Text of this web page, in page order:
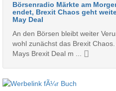
Börsenradio Märkte am
endet, Brexit Chaos geht
May Deal
An den Börsen bleibt weiter
wohl zunächst das Brexit
Mays Brexit Deal m ...